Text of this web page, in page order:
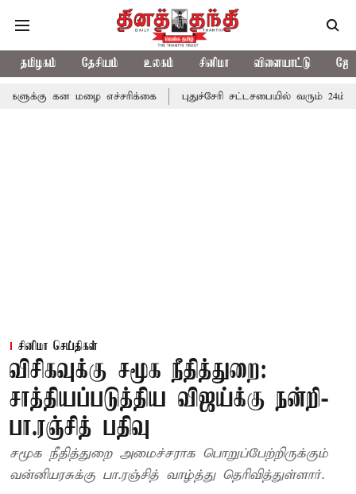
தமிழகம் தேசியம் உலகம் சினிமா விளையாட்டு
மழை எச்சரிக்கை புதுச்சேரி சட்டசபையில் வரும் 24ம் தேதி
சினிமா செய்திகள்
விசிகவுக்கு சமூக நீதித்துறை:
சாத்தியப்படுத்திய விஜய்க்கு நன்றி-
பா.ரஞ்சித் பதிவு
சமூக நீதித்துறை அமைச்சராக பொறுப்பேற்றிருக்கும்
வன்னியரசுக்கு பா.ரஞ்சித் வாழ்த்து தெரிவித்துள்ளார்.